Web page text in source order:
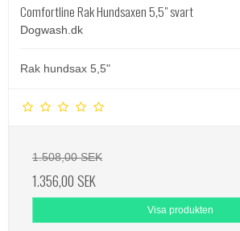
Comfortline Rak Hundsaxen 5,5" svart
Dogwash.dk
Rak hundsax 5,5"
1.508,00 SEK
1.356,00 SEK
Visa produkten